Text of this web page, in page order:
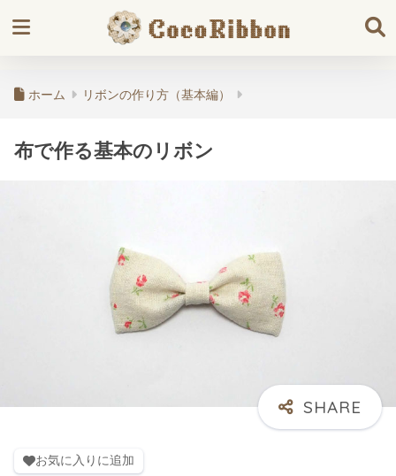
ホーム リボンの作り方（基本編）
布で作る基本のリボン
お気に入りに追加